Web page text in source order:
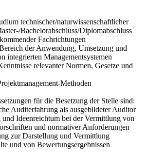
technischer/naturwissenschaftlicher
Bachelorabschluss/Diplomabschluss
Fachrichtungen
der Anwendung, Umsetzung und
integrierten Managementsystemen
relevanter Normen, Gesetze und
Methoden
für die Besetzung der Stelle sind:
Auditerfahrung als ausgebildeter Auditor
und Ideenreichtum bei der Vermittlung von
und normativer Anforderungen
zur Darstellung und Vermittlung
und von Bewertungsergebnissen